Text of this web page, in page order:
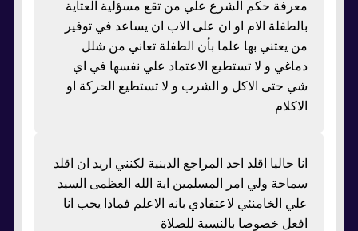
معرفة حكم الشرع علي من تقع مسؤلية العتاية
بالطفلة الام او ان على الاب ان يساعد في توفير
من يعتني بها علما بأن الطفلة تعاني من شلل
دماغي و لا تستطيع الاعتماد علي نفسها في اي
شي حتى الاكل و الشرب و لا تستطيع الحركة او
الاكلام
انا حاليا اقلد احد المراجع الدينية لكنني اريد ان اقلد
سماحة ولي امر المسلمين اية الله العظمى السيد
علي الخامنئي لاعتقادي بانه الاعلم فماذا يجب انا
افعل خصوصا بالنسبة للصلاة